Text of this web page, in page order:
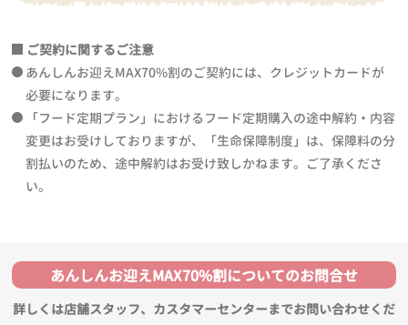
ご契約に関するご注意
あんしんお迎えMAX70%割のご契約には、クレジットカードが
必要になります。
「フード定期プラン」におけるフード定期購入の途中解約・内容
変更はお受けしておりますが、「生命保障制度」は、保障料の分
割払いのため、途中解約はお受け致しかねます。ご了承くださ
い。
あんしんお迎えMAX70%割についてのお問合せ
詳しくは店舗スタッフ、カスタマーセンターまでお問い合わせくだ